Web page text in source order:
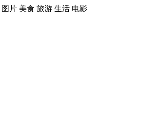
图片 美食 旅游 生活 电影